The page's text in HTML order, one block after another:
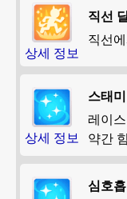
상세 정보
직선
직선
상세 정보
스태
레이
약간
심호흡